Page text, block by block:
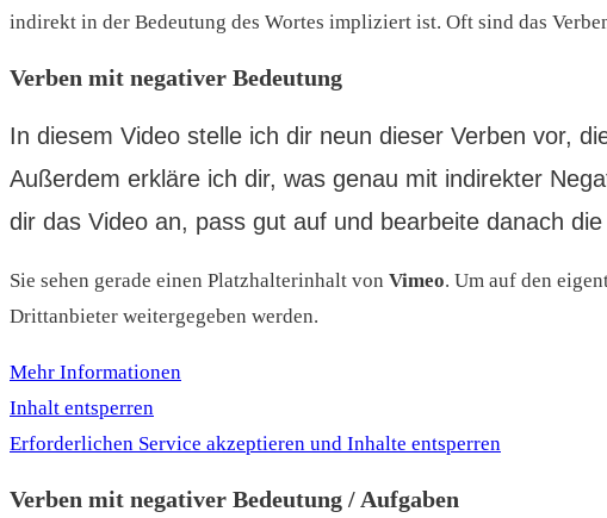
indirekt in der Bedeutung des Wortes impliziert ist. Oft sind das
Verben mit negativer Bedeutung
In diesem Video stelle ich dir neun dieser Verben vor,
Außerdem erkläre ich dir, was genau mit indirekter
dir das Video an, pass gut auf und bearbeite danach die
Sie sehen gerade einen Platzhalterinhalt von Vimeo. Um auf den
Drittanbieter weitergegeben werden.
Mehr Informationen
Inhalt entsperren
Erforderlichen Service akzeptieren und Inhalte entsperren
Verben mit negativer Bedeutung / Aufgaben